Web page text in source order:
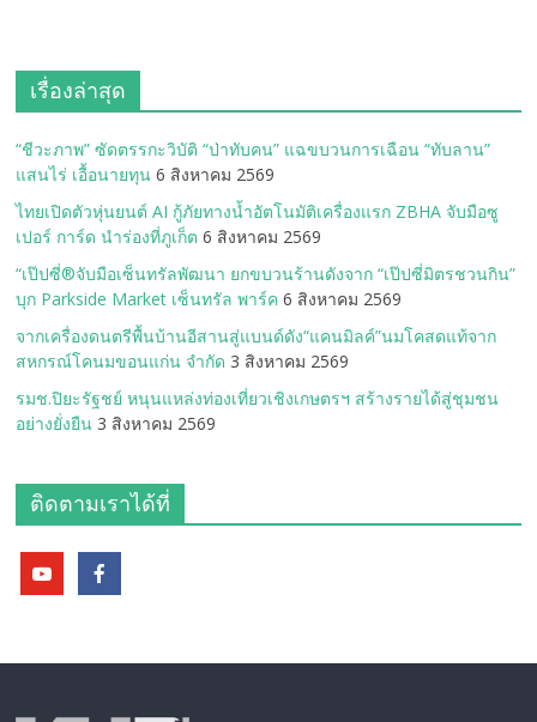
เรื่องล่าสุด
“ชีวะภาพ” ซัดตรรกะวิบัติ “ป่าทับคน” แฉขบวนการเฉือน “ทับลาน”
แสนไร่ เอื้อนายทุน 6 สิงหาคม 2569
ไทยเปิดตัวหุ่นยนต์ AI กู้ภัยทางน้ำอัตโนมัติเครื่องแรก ZBHA จับมือซู
เปอร์ การ์ด นำร่องที่ภูเก็ต 6 สิงหาคม 2569
“เป๊ปซี่®จับมือเซ็นทรัลพัฒนา ยกขบวนร้านดังจาก “เป๊ปซี่มิตรชวนกิน”
บุก Parkside Market เซ็นทรัล พาร์ค 6 สิงหาคม 2569
จากเครื่องดนตรีพื้นบ้านอีสานสู่แบนด์ดัง“แคนมิลค์”นมโคสดแท้จาก
สหกรณ์โคนมขอนแก่น จำกัด 3 สิงหาคม 2569
รมช.ปิยะรัฐชย์ หนุนแหล่งท่องเที่ยวเชิงเกษตรฯ สร้างรายได้สู่ชุมชน
อย่างยั่งยืน 3 สิงหาคม 2569
ติดตามเราได้ที่